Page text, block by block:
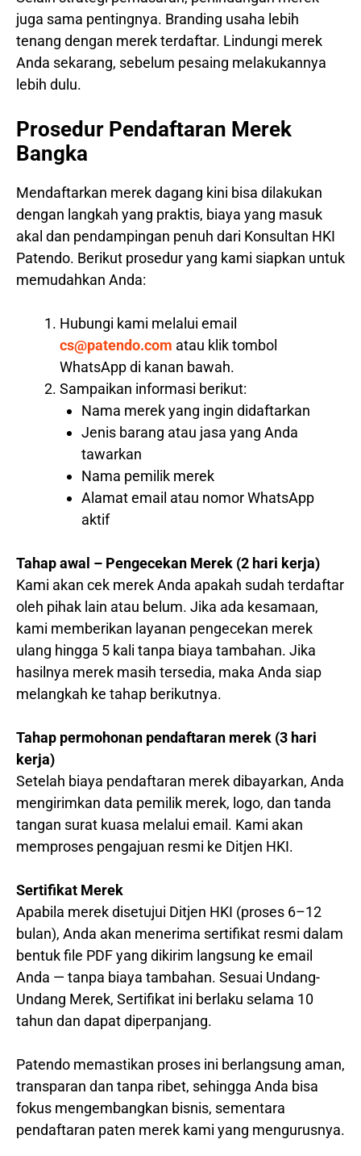
juga sama pentingnya. Branding usaha lebih
tenang dengan merek terdaftar. Lindungi merek
Anda sekarang, sebelum pesaing melakukannya
lebih dulu.
Prosedur Pendaftaran Merek
Bangka
Mendaftarkan merek dagang kini bisa dilakukan
dengan langkah yang praktis, biaya yang masuk
akal dan pendampingan penuh dari Konsultan HKI
Patendo. Berikut prosedur yang kami siapkan untuk
memudahkan Anda:
Hubungi kami melalui email
cs@patendo.com atau klik tombol
WhatsApp di kanan bawah.
Sampaikan informasi berikut:
Nama merek yang ingin didaftarkan
Jenis barang atau jasa yang Anda
tawarkan
Nama pemilik merek
Alamat email atau nomor WhatsApp
aktif
Tahap awal – Pengecekan Merek (2 hari kerja)
Kami akan cek merek Anda apakah sudah terdaftar
oleh pihak lain atau belum. Jika ada kesamaan,
kami memberikan layanan pengecekan merek
ulang hingga 5 kali tanpa biaya tambahan. Jika
hasilnya merek masih tersedia, maka Anda siap
melangkah ke tahap berikutnya.
Tahap permohonan pendaftaran merek (3 hari
kerja)
Setelah biaya pendaftaran merek dibayarkan, Anda
mengirimkan data pemilik merek, logo, dan tanda
tangan surat kuasa melalui email. Kami akan
memproses pengajuan resmi ke Ditjen HKI.
Sertifikat Merek
Apabila merek disetujui Ditjen HKI (proses 6–12
bulan), Anda akan menerima sertifikat resmi dalam
bentuk file PDF yang dikirim langsung ke email
Anda — tanpa biaya tambahan. Sesuai Undang-
Undang Merek, Sertifikat ini berlaku selama 10
tahun dan dapat diperpanjang.
Patendo memastikan proses ini berlangsung aman,
transparan dan tanpa ribet, sehingga Anda bisa
fokus mengembangkan bisnis, sementara
pendaftaran paten merek kami yang mengurusnya.